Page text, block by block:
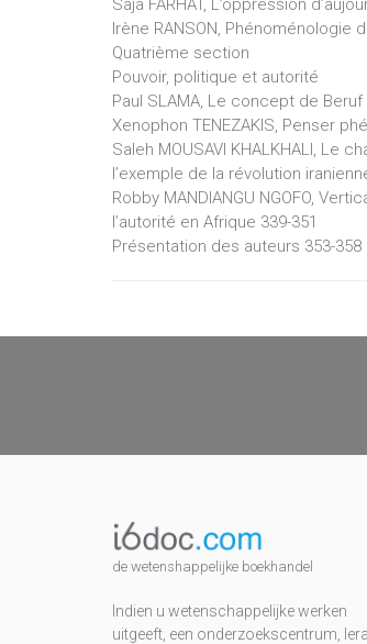
Irène RANSON, Phénoménologie
Quatrième section
Pouvoir, politique et autorité
Paul SLAMA, Le concept de
Xenophon TENEZAKIS, Penser
Saleh MOUSAVI KHALKHALI, Le
l’exemple de la révolution
Robby MANDIANGU NGOFO,
l’autorité en Afrique 339-351
Présentation des auteurs 353-358
de wetenshappelijke boekhandel
Indien u wetenschappelijke werken
uitgeeft, een onderzoekscentrum,